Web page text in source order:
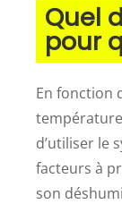
Quel
pour
En fonction
d’utiliser le
facteurs à
son